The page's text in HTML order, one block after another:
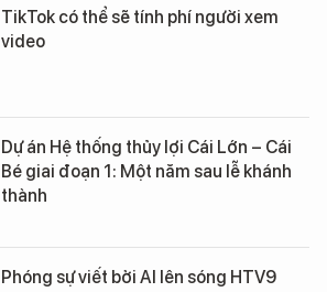
TikTok có thể sẽ tính phí người xem
video
Dự án Hệ thống thủy lợi Cái Lớn – Cái
Bé giai đoạn 1: Một năm sau lễ khánh
thành
Phóng sự viết bởi AI lên sóng HTV9